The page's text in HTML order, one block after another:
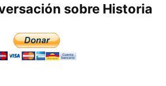
sobre Historia